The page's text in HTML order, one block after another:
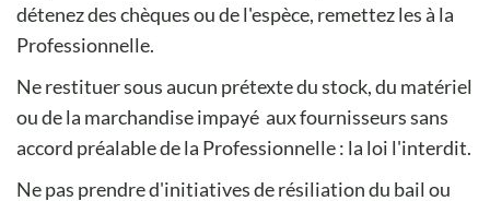
détenez des chèques ou de l'espèce, remettez les à la
Professionnelle.
Ne restituer sous aucun prétexte du stock, du matériel
ou de la marchandise impayé aux fournisseurs sans
accord préalable de la Professionnelle : la loi l'interdit.
Ne pas prendre d'initiatives de résiliation du bail ou